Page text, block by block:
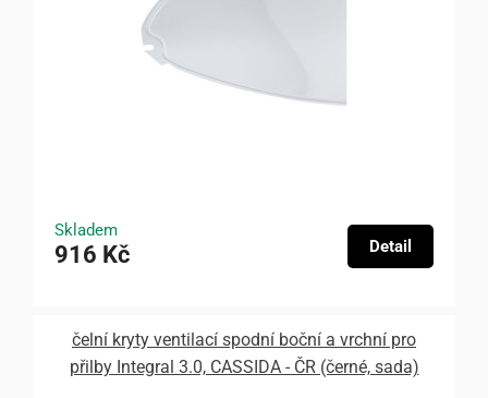
Skladem
916 Kč Detail
čelní kryty ventilací spodní boční a vrchní pro
přilby Integral 3.0, CASSIDA - ČR (černé, sada)